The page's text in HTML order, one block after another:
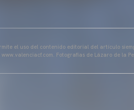
el uso del contenido editorial del artículo
www.valenciacf.com. Fotografías de Lázaro de la